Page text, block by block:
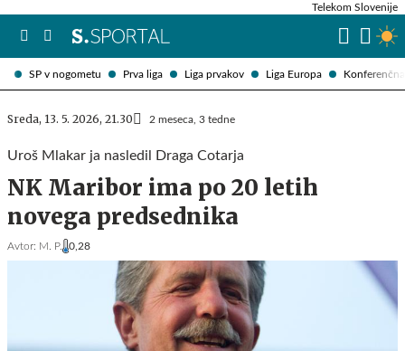
SP v nogometu Prva liga Liga prvakov Liga Europa
Telekom Slovenije
Sreda, 13. 5. 2026, 21.30 2 meseca, 3 tedne
Uroš Mlakar ja nasledil Draga Cotarja
NK Maribor ima po 20 letih
novega predsednika
Avtor: M. P. 0,28